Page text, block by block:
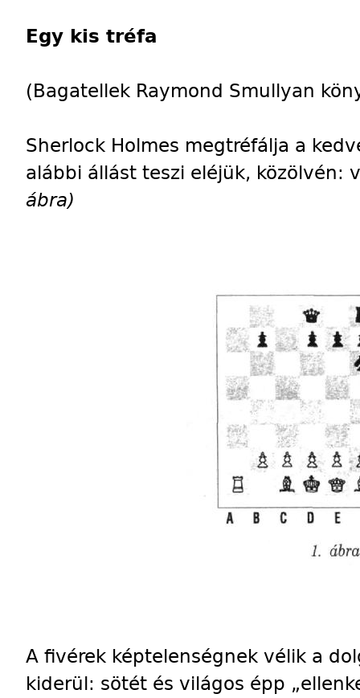
Egy kis tréfa
(Bagatellek Raymond Smullyan
Sherlock Holmes megtréfálja a
alábbi állást teszi eléjük, közölvén:
ábra)
A fivérek képtelenségnek vélik a
kiderül: sötét és világos épp